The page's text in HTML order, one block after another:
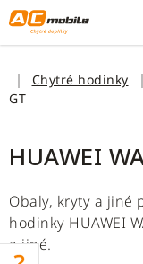
Přejít
na
obsah
DomůChytré hodinky
GT
HUAWEI
Obaly, kryty a jiné
hodinky HUAWEI
a jiné.